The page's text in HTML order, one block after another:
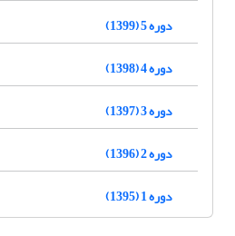
دوره 5 (1399)
دوره 4 (1398)
دوره 3 (1397)
دوره 2 (1396)
دوره 1 (1395)